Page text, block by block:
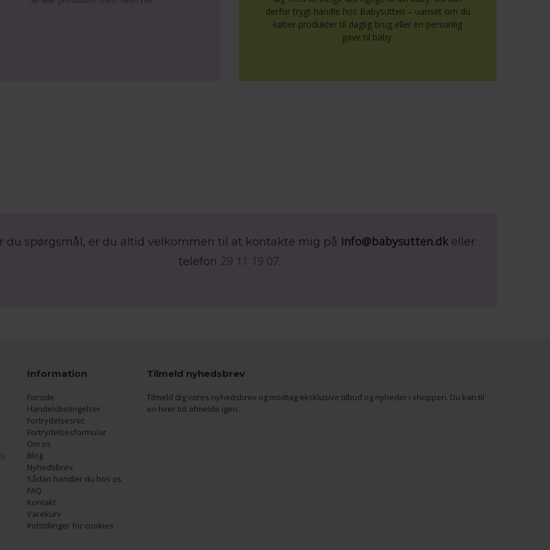
derfor trygt handle hos Babysutten – uanset om du
køber produkter til daglig brug eller en personlig
gave til baby.
du spørgsmål, er du altid velkommen til at kontakte mig på info@babysutten.dkeller
telefon 29 11 19 07.
Information
Forside
Handelsbetingelser
Fortrydelsesret
Fortrydelsesformular
Om os
Blog
Nyhedsbrev
Sådan handler du hos os
FAQ
Kontakt
Varekurv
Indstillinger for cookies
Tilmeld nyhedsbrev
Tilmeld dig vores nyhedsbrev og modtag eksklusive tilbud og nyheder i shoppen. Du kan til
en hver tid afmelde igen.